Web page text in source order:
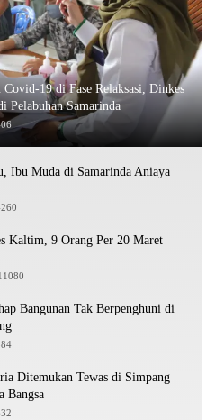
Covid-19 di Fase Relaksasi, Dinkes
Pelabuhan Samarinda
Ibu Muda di Samarinda Aniaya
Kaltim, 9 Orang Per 20 Maret
Bangunan Tak Berpenghuni di
Ditemukan Tewas di Simpang
Bangsa